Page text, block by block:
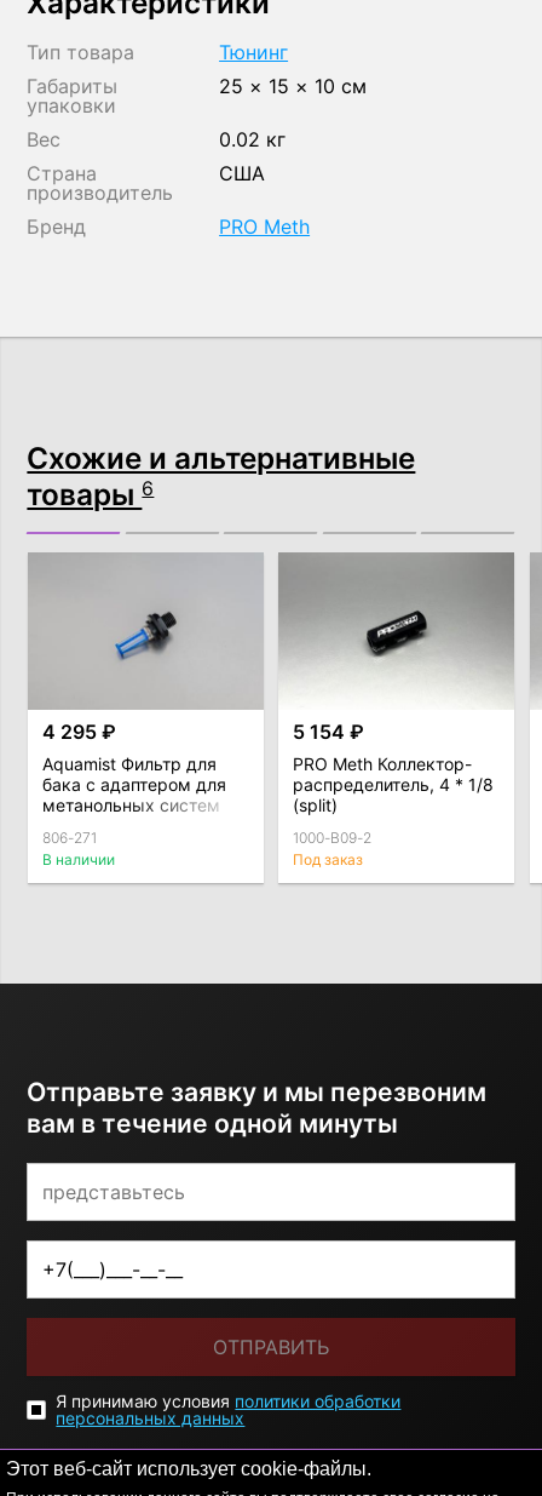
Этот веб-сайт использует cookie-файлы.
Тип товара
Тюнинг
Габариты
упаковки
25 × 15 × 10 см
Вес
0.02 кг
Страна
производитель
США
Бренд PRO Meth
Схожие и альтернативные
товары6
4 295 ₽
Aquamist Фильтр для
бака с адаптером для
метанольных систем
806-271
В наличии
5 154 ₽
PRO Meth Коллектор-
распределитель, 4 * 1/8
(split)
1000-B09-2
Под заказ
Отправьте заявку и мы перезвоним
вам в течение одной минуты
ОТПРАВИТЬ
Я принимаю условия политики обработки
персональных данных